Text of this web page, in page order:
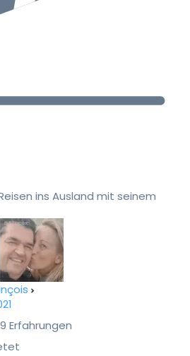
ins Ausland mit seinem
Erfahrungen